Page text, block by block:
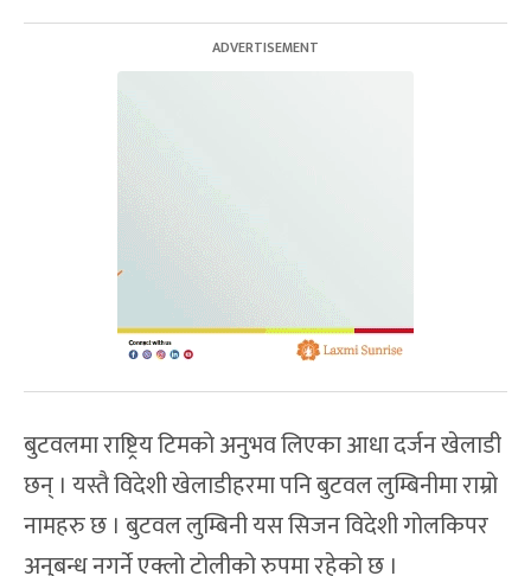
बुटवलमा राष्ट्रिय टिमको अनुभव लिएका आधा दर्जन खेलाडी
छन् । यस्तै विदेशी खेलाडीहरमा पनि बुटवल लुम्बिनीमा राम्रो
नामहरु छ । बुटवल लुम्बिनी यस सिजन विदेशी गोलकिपर
अनुबन्ध नगर्ने एक्लो टोलीको रुपमा रहेको छ ।